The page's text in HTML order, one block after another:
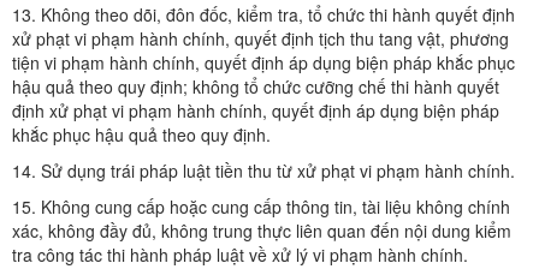
13. Không theo dõi, đôn đốc, kiểm tra, tổ chức thi hành quyết định
xử phạt vi phạm hành chính, quyết định tịch thu tang vật, phương
tiện vi phạm hành chính, quyết định áp dụng biện pháp khắc phục
hậu quả theo quy định; không tổ chức cưỡng chế thi hành quyết
định xử phạt vi phạm hành chính, quyết định áp dụng biện pháp
khắc phục hậu quả theo quy định.
14. Sử dụng trái pháp luật tiền thu từ xử phạt vi phạm hành chính.
15. Không cung cấp hoặc cung cấp thông tin, tài liệu không chính
xác, không đầy đủ, không trung thực liên quan đến nội dung kiểm
tra công tác thi hành pháp luật về xử lý vi phạm hành chính.